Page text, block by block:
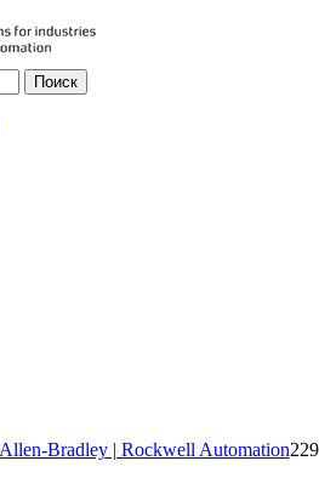
Bradley | Rockwell Automation229